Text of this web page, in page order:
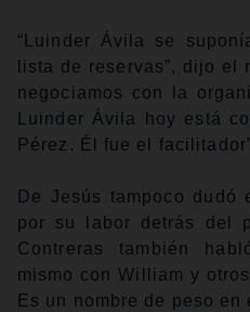
“Luinder Ávila se
lista de reservas”, dijo el
negociamos con la
Luinder Ávila hoy está
Pérez. Él fue el
De Jesús tampoco dudó
por su labor detrás del
Contreras también
mismo con William y
Es un nombre de peso en